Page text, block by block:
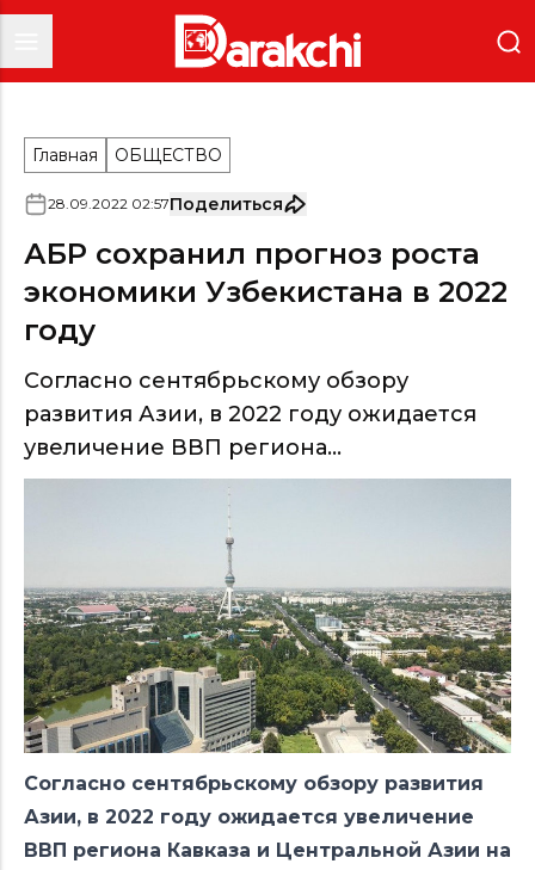
Главная ОБЩЕСТВО
28.09.2022 02:57Поделиться
АБР сохранил прогноз роста
экономики Узбекистана в 2022
году
Согласно сентябрьскому обзору
развития Азии, в 2022 году ожидается
увеличение ВВП региона...
Согласно сентябрьскому обзору развития
Азии, в 2022 году ожидается увеличение
ВВП региона Кавказа и Центральной Азии на